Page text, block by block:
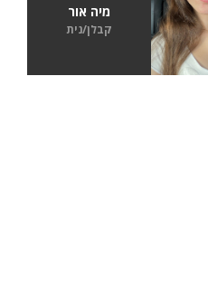
מיה אור
קבלן/נית